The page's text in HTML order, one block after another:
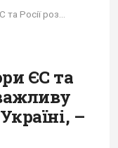
ЄС та
–